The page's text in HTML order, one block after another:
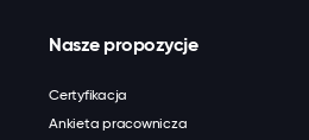
Nasze propozycje
Certyfikacja
Ankieta pracownicza